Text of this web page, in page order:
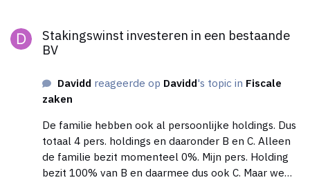
Stakingswinst investeren in een bestaande
BV
Davidd reageerde op Davidd's topic in Fiscale
zaken
De familie hebben ook al persoonlijke holdings. Dus
totaal 4 pers. holdings en daaronder B en C. Alleen
de familie bezit momenteel 0%. Mijn pers. Holding
bezit 100% van B en daarmee dus ook C. Maar we